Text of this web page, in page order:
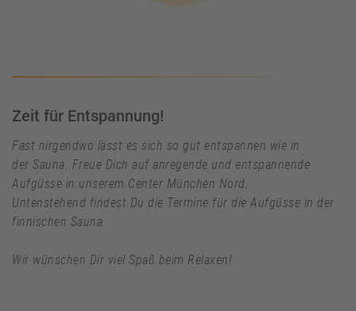
Zeit für Entspannung!
Fast nirgendwo lässt es sich so gut entspannen wie in
der Sauna. Freue Dich auf anregende und entspannende
Aufgüsse in unserem Center München Nord.
Untenstehend findest Du die Termine für die Aufgüsse in der
finnischen Sauna.
Wir wünschen Dir viel Spaß beim Relaxen!